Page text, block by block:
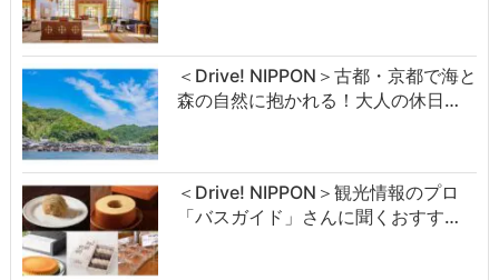
＜Drive! NIPPON＞古都・京都で海と
森の自然に抱かれる！大人の休日…
＜Drive! NIPPON＞観光情報のプロ
「バスガイド」さんに聞くおすす…